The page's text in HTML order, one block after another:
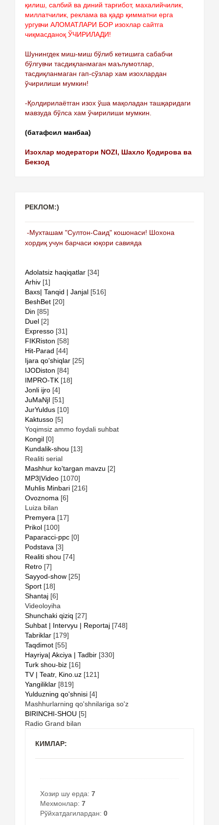
қилиш, салбий ва диний тарғибот, махалийчилик,
миллатчилик, реклама ва қадр қимматни ерга
ургувчи АЛОМАТЛАРИ БОР изохлар сайтга
чиқмасданоқ ЎЧИРИЛАДИ!
Шунингдек миш-миш бўлиб кетишига сабабчи
бўлгувчи тасдиқланмаган маълумотлар,
тасдиқланмаган гап-сўзлар хам изохлардан
ўчирилиши мумкин!
-Қолдирилаётган изох ўша мақоладан ташқаридаги
мавзуда бўлса хам ўчирилиши мумкин.
(батафсил манбаа)
Изохлар модератори NOZI, Шахло Қодирова ва
Бекзод
РЕКЛОМ:)
-Мухташам "Султон-Саид" кошонаси! Шохона
хордиқ учун барчаси юқори савияда
Adolatsiz haqiqatlar [34]
Arhiv [1]
Baxs| Tanqid | Janjal [516]
BeshBet [20]
Din [85]
Duel [2]
Expresso [31]
FIKRiston [58]
Hit-Parad [44]
Ijara qo'shiqlar [25]
IJODiston [84]
IMPRO-TK [18]
Jonli ijro [4]
JuMaNjI [51]
JurYuldus [10]
Kaktusso [5]
Yoqimsiz ammo foydali suhbat
Kongil [0]
Kundalik-shou [13]
Realiti serial
Mashhur ko'targan mavzu [2]
MP3|Video [1070]
Muhlis Minbari [216]
Ovoznoma [6]
Luiza bilan
Premyera [17]
Prikol [100]
Paparacci-ppc [0]
Podstava [3]
Realiti shou [74]
Retro [7]
Sayyod-show [25]
Sport [18]
Shantaj [6]
Videoloyiha
Shunchaki qiziq [27]
Suhbat | Intervyu | Reportaj [748]
Tabriklar [179]
Taqdimot [55]
Hayriya| Akciya | Tadbir [330]
Turk shou-biz [16]
TV | Teatr, Kino.uz [121]
Yangiliklar [819]
Yulduzning qo'shnisi [4]
Mashhurlarning qo'shnilariga so'z
BIRINCHI-SHOU [5]
Radio Grand bilan
КИМЛАР:
Хозир шу ерда: 7
Мехмонлар: 7
Рўйхатдагилардан: 0